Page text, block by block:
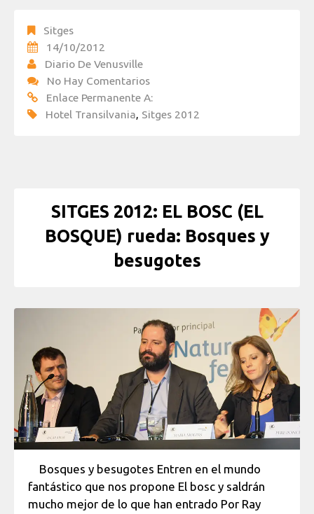
Sitges
14/10/2012
Diario De Venusville
No Hay Comentarios
Enlace Permanente A:
Hotel Transilvania, Sitges 2012
SITGES 2012: EL BOSC (EL
BOSQUE) rueda: Bosques y
besugotes
Bosques y besugotes Entren en el mundo
fantástico que nos propone El bosc y saldrán
mucho mejor de lo que han entrado Por Ray